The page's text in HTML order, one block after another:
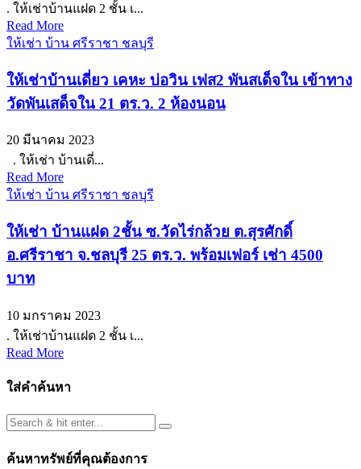
. ให้เช่าบ้านแฝด 2 ชั้น เ...
Read More
ให้เช่า บ้าน ศรีราชา ชลบุรี
ให้เช่าบ้านเดี่ยว เคหะ บ่อวิน เฟส2 พันสเด็จใน เข้าทาง
วัดพันเสด็จใน 21 ตร.ว. 2 ห้องนอน
20 มีนาคม 2023
. ให้เช่า บ้านเดี่...
Read More
ให้เช่า บ้าน ศรีราชา ชลบุรี
ให้เช่า บ้านแฝด 2ชั้น ซ.วัดไร่กล้วย ต.สุรศักดิ์
อ.ศรีราชา จ.ชลบุรี 25 ตร.ว. พร้อมเฟอร์ เช่า 4500
บาท
10 มกราคม 2023
. ให้เช่าบ้านแฝด 2 ชั้น เ...
Read More
ใส่คำค้นหา
ค้นหาทรัพย์ที่คุณต้องการ